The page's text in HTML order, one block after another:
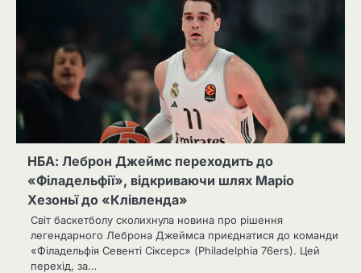
НБА: Леброн Джеймс переходить до
«Філадельфії», відкриваючи шлях Маріо
Хезоньї до «Клівленда»
Світ баскетболу сколихнула новина про рішення
легендарного Леброна Джеймса приєднатися до команди
«Філадельфія Севенті Сіксерс» (Philadelphia 76ers). Цей
перехід, за…